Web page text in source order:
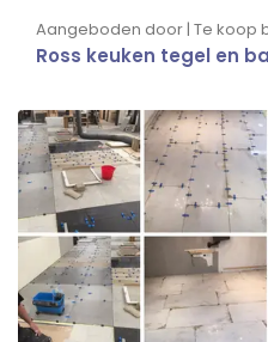
Aangeboden door | Te koop
Ross keuken tegel en